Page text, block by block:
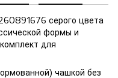
серого цвета
формы и
для
чашкой без